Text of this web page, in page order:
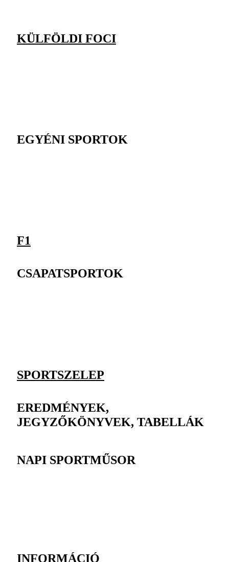
KÜLFÖLDI FOCI
EGYÉNI SPORTOK
F1
CSAPATSPORTOK
SPORTSZELEP
EREDMÉNYEK,
JEGYZŐKÖNYVEK, TABELLÁK
NAPI SPORTMŰSOR
INFORMÁCIÓ